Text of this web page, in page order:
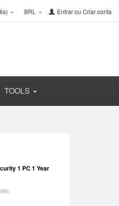
BRL Entrarou Criar conta
TOOLS
1 PC 1 Year